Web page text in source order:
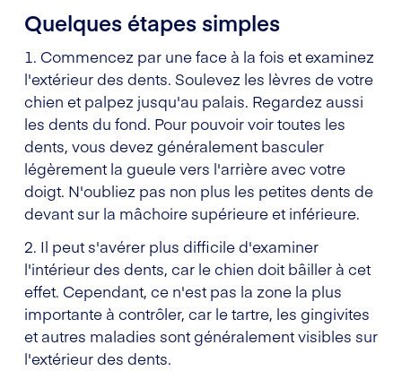
Quelques étapes simples
1. Commencez par une face à la fois et examinez
l'extérieur des dents. Soulevez les lèvres de votre
chien et palpez jusqu'au palais. Regardez aussi
les dents du fond. Pour pouvoir voir toutes les
dents, vous devez généralement basculer
légèrement la gueule vers l'arrière avec votre
doigt. N'oubliez pas non plus les petites dents de
devant sur la mâchoire supérieure et inférieure.
2. Il peut s'avérer plus difficile d'examiner
l'intérieur des dents, car le chien doit bâiller à cet
effet. Cependant, ce n'est pas la zone la plus
importante à contrôler, car le tartre, les gingivites
et autres maladies sont généralement visibles sur
l'extérieur des dents.